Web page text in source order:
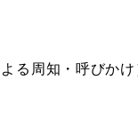
る周知・呼びかけ